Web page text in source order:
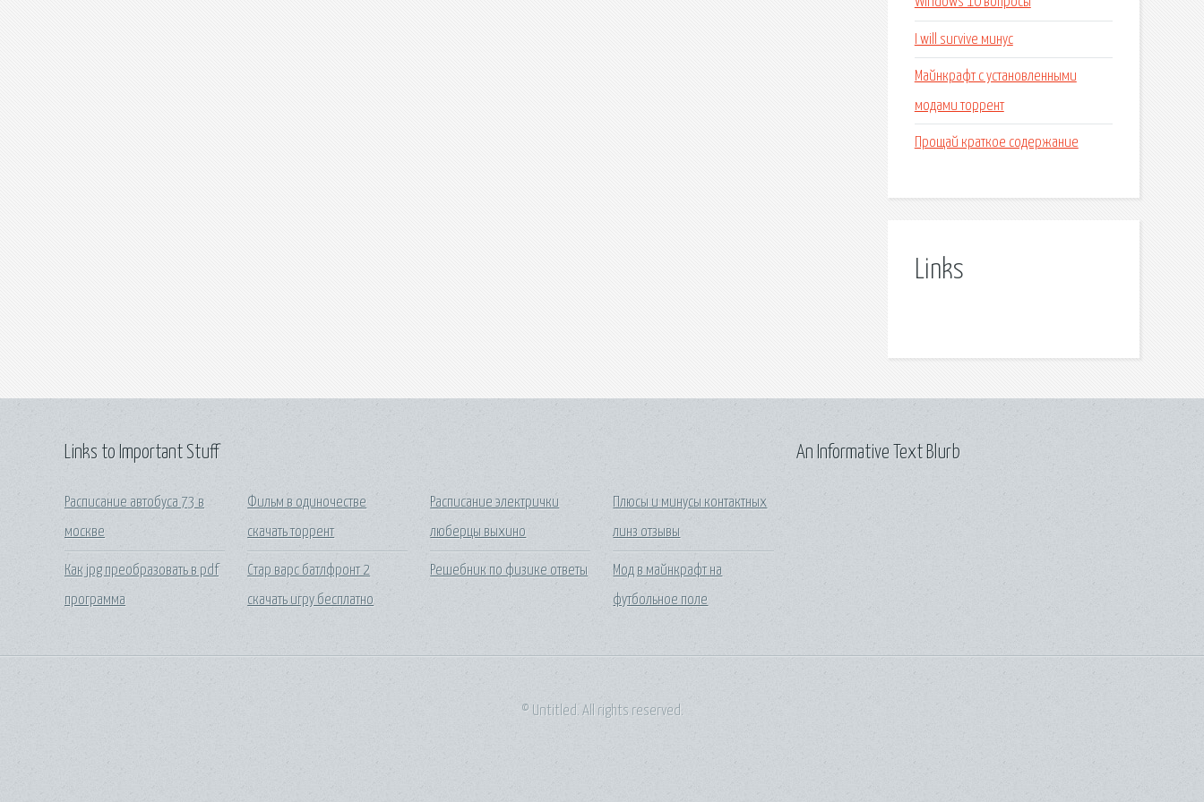
I will survive минус
Майнкрафт с установленными
модами торрент
Прощай краткое содержание
Links
Links to Important Stuff
Расписание автобуса 73 в
москве
Как jpg преобразовать в pdf
программа
Фильм в одиночестве
скачать торрент
Стар варс батлфронт 2
скачать игру бесплатно
Расписание электрички
люберцы выхино
Решебник по физике ответы
Плюсы и минусы контактных
линз отзывы
Мод в майнкрафт на
футбольное поле
An Informative Text Blurb
© Untitled. All rights reserved.